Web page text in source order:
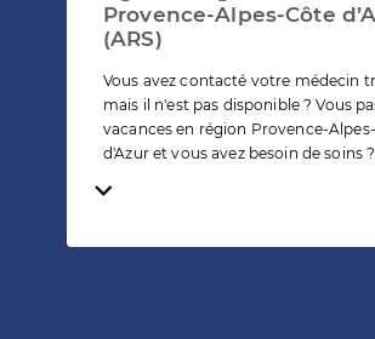
Provence-Alpes-Côte
(ARS)
Vous avez contacté votre médecin
mais il n'est pas disponible ? Vous
vacances en région Provence-
d'Azur et vous avez besoin de soins ?
Temps de lecture